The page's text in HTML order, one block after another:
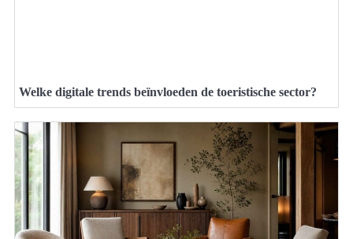
Welke digitale trends beïnvloeden de toeristische sector?